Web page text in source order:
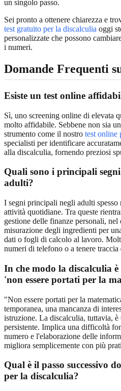
un singolo passo.
Sei pronto a ottenere chiarezza e
test gratuito per la discalculia oggi
personalizzate che possono
i numeri.
Domande Frequenti
Esiste un test online
Sì, uno screening online di elevata
molto affidabile. Sebbene non sia
strumento come il nostro test online
specialisti per identificare
alla discalculia, fornendo preziosi
Quali sono i principali
adulti?
I segni principali negli adulti
attività quotidiane. Tra queste
gestione delle finanze personali,
misurazione degli ingredienti per
dati o fogli di calcolo al lavoro.
numeri di telefono o a tenere traccia
In che modo la discalculia
'non essere portati per la
"Non essere portati per la
temporanea, una mancanza di
istruzione. La discalculia, tuttavia,
persistente. Implica una difficoltà
numero e l'elaborazione delle
migliora semplicemente con più
Qual è il passo successivo
per la discalculia?